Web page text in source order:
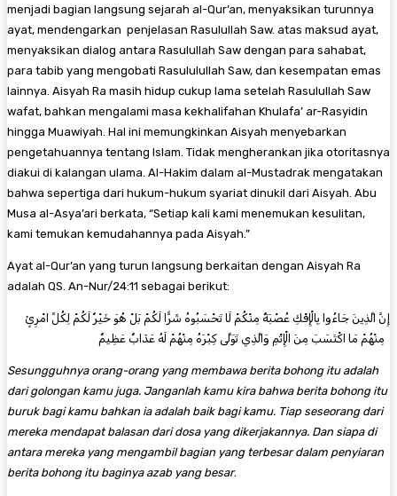
menjadi bagian langsung sejarah al-Qur’an, menyaksikan turunnya
ayat, mendengarkan penjelasan Rasulullah Saw. atas maksud ayat,
menyaksikan dialog antara Rasulullah Saw dengan para sahabat,
para tabib yang mengobati Rasululullah Saw, dan kesempatan emas
lainnya. Aisyah Ra masih hidup cukup lama setelah Rasulullah Saw
wafat, bahkan mengalami masa kekhalifahan Khulafa’ ar-Rasyidin
hingga Muawiyah. Hal ini memungkinkan Aisyah menyebarkan
pengetahuannya tentang Islam. Tidak mengherankan jika otoritasnya
diakui di kalangan ulama. Al-Hakim dalam al-Mustadrak mengatakan
bahwa sepertiga dari hukum-hukum syariat dinukil dari Aisyah. Abu
Musa al-Asya’ari berkata, “Setiap kali kami menemukan kesulitan,
kami temukan kemudahannya pada Aisyah.”
Ayat al-Qur’an yang turun langsung berkaitan dengan Aisyah Ra
adalah QS. An-Nur/24:11 sebagai berikut:
إِنَّ الَّذِينَ جَاءُوا بِالْإِفْكِ عُصْبَةٌ مِنْكُمْ لَا تَحْسَبُوهُ شَرًّا لَكُمْ بَلْ هُوَ خَيْرٌ لَكُمْ لِكُلِّ امْرِئٍ
Sesungguhnya orang-orang yang membawa berita bohong itu adalah
dari golongan kamu juga. Janganlah kamu kira bahwa berita bohong itu
buruk bagi kamu bahkan ia adalah baik bagi kamu. Tiap seseorang dari
mereka mendapat balasan dari dosa yang dikerjakannya. Dan siapa di
antara mereka yang mengambil bagian yang terbesar dalam penyiaran
berita bohong itu baginya azab yang besar.